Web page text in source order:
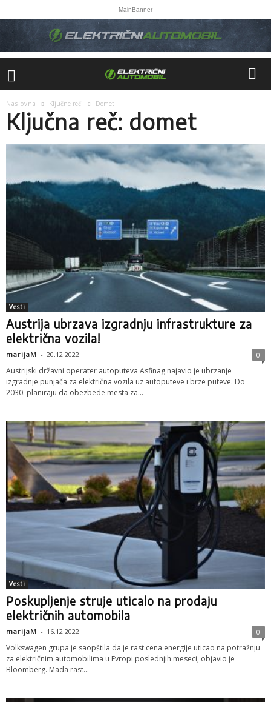
MainBanner
Naslovna Ključne reči Domet
Ključna reč: domet
Vesti
Austrija ubrzava izgradnju infrastrukture za
električna vozila!
marijaM - 20.12.2022 0
Austrijski državni operater autoputeva Asfinag najavio je ubrzanje
izgradnje punjača za električna vozila uz autoputeve i brze puteve. Do
2030. planiraju da obezbede mesta za...
Vesti
Poskupljenje struje uticalo na prodaju
električnih automobila
marijaM - 16.12.2022 0
Volkswagen grupa je saopštila da je rast cena energije uticao na potražnju
za električnim automobilima u Evropi poslednjih meseci, objavio je
Bloomberg. Mada rast...